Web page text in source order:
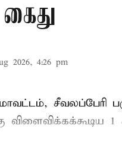
2026, 4:26 pm
மாவட்டம், சீவலப்பேரி
விளைவிக்கக்கூடிய 1